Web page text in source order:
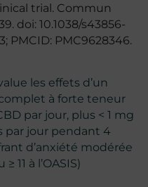
trial. Commun
doi: 10.1038/s43856-
PMCID: PMC9628346.
les effets d’un
à forte teneur
par jour, plus < 1 mg
par jour pendant 4
d’anxiété modérée
11 à l’OASIS)